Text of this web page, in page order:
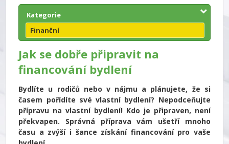
Kategorie
Finanční
Jak se dobře připravit na
financování bydlení
Bydlíte u rodičů nebo v nájmu a plánujete, že si
časem pořídíte své vlastní bydlení? Nepodceňujte
přípravu na vlastní bydlení! Kdo je připraven, není
překvapen. Správná příprava vám ušetří mnoho
času a zvýší i šance získání financování pro vaše